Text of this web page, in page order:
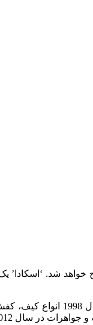
خواهد شد.